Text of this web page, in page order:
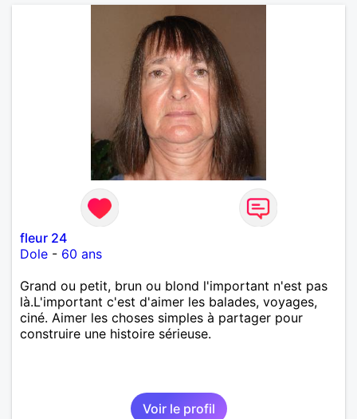
fleur 24
Dole - 60 ans
Grand ou petit, brun ou blond l'important n'est pas
là.L'important c'est d'aimer les balades, voyages,
ciné. Aimer les choses simples à partager pour
construire une histoire sérieuse.
Voir le profil